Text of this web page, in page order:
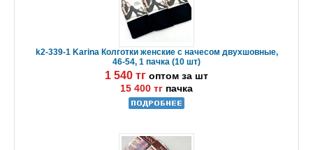
k2-339-1 Karina Колготки женские с начесом двухшовные,
46-54, 1 пачка (10 шт)
1 540 тг оптом за шт
15 400 тг пачка